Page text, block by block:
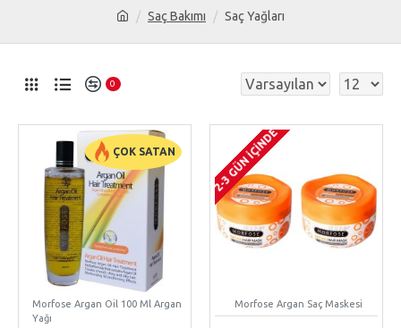
Saç Bakımı Saç Yağları
0
ÇOK SATAN
Morfose Argan Oil 100 Ml Argan
Yağı
2-3 GÜN IÇINDE
Morfose Argan Saç Maskesi